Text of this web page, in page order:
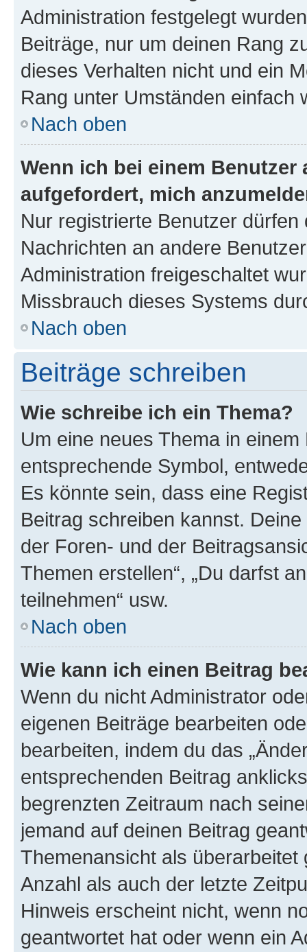
Administration festgelegt
Beiträge, nur um deinen Rang
dieses Verhalten nicht und ein
Rang unter Umständen einfach
Nach oben
Wenn ich bei einem
aufgefordert, mich
Nur registrierte Benutzer
Nachrichten an andere
Administration freigeschaltet
Missbrauch dieses Systems
Nach oben
Beiträge schreiben
Wie schreibe ich ein Thema?
Um eine neues Thema in
entsprechende Symbol,
Es könnte sein, dass eine
Beitrag schreiben kannst.
der Foren- und der
Themen erstellen“, „Du darfst
teilnehmen“ usw.
Nach oben
Wie kann ich einen Beitrag
Wenn du nicht Administrator
eigenen Beiträge bearbeiten
bearbeiten, indem du das
entsprechenden Beitrag
begrenzten Zeitraum nach
jemand auf deinen Beitrag
Themenansicht als
Anzahl als auch der letzte
Hinweis erscheint nicht, wenn
geantwortet hat oder wenn ein